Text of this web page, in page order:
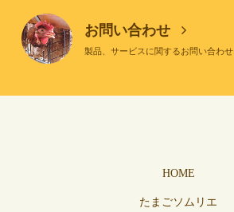
お問い合わせ
製品、サービスに関するお問い合わせ
HOME
たまごソムリエ